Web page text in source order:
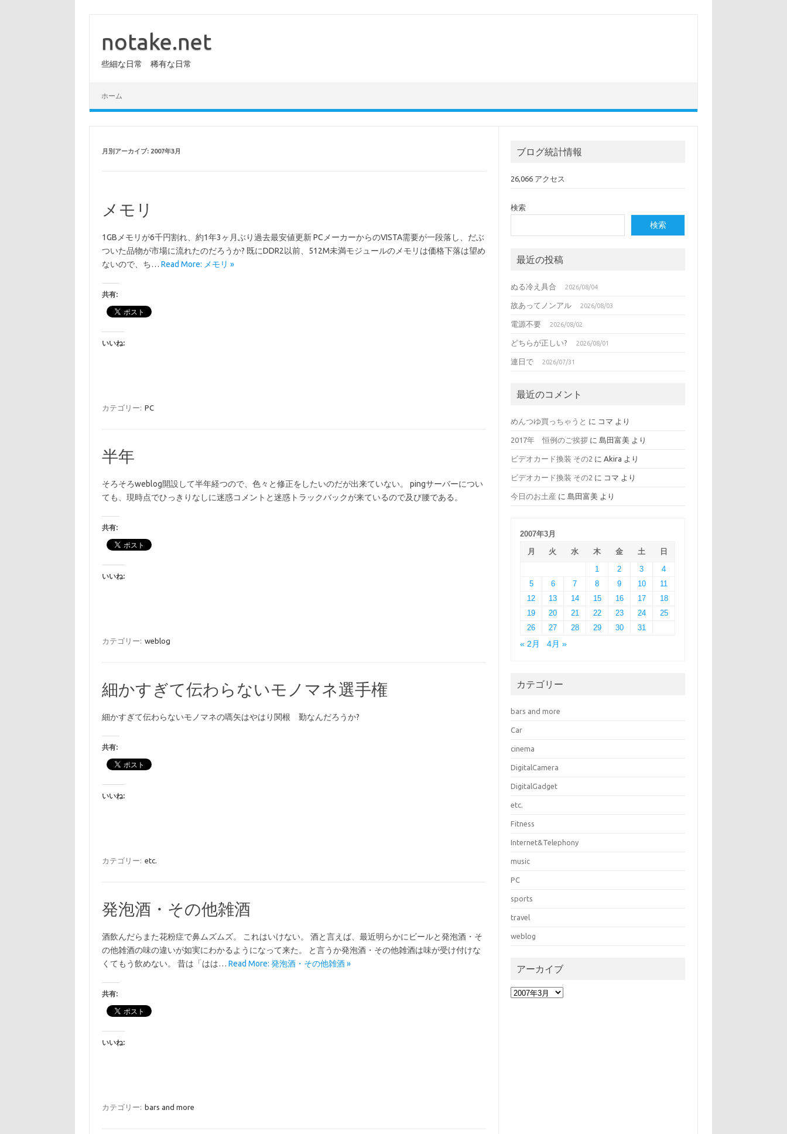
notake.net
些細な日常 稀有な日常
ホーム
月別アーカイブ: 2007年3月
メモリ
1GBメモリが6千円割れ、約1年3ヶ月ぶり過去最安値更新 PCメーカーからのVISTA需要が一段落し、だぶ
ついた品物が市場に流れたのだろうか? 既にDDR2以前、512M未満モジュールのメモリは価格下落は望め
ないので、ち… Read More: メモリ »
共有:
いいね:
カテゴリー: PC
半年
そろそろweblog開設して半年経つので、色々と修正をしたいのだが出来ていない。 pingサーバーについ
ても、現時点でひっきりなしに迷惑コメントと迷惑トラックバックが来ているので及び腰である。
共有:
いいね:
カテゴリー: weblog
細かすぎて伝わらないモノマネ選手権
細かすぎて伝わらないモノマネの嚆矢はやはり関根 勤なんだろうか?
共有:
いいね:
カテゴリー: etc.
発泡酒・その他雑酒
酒飲んだらまた花粉症で鼻ムズムズ。 これはいけない。 酒と言えば、最近明らかにビールと発泡酒・そ
の他雑酒の味の違いが如実にわかるようになって来た。 と言うか発泡酒・その他雑酒は味が受け付けな
くてもう飲めない。 昔は「はは… Read More: 発泡酒・その他雑酒 »
共有:
いいね:
カテゴリー: bars and more
ブログ統計情報
26,066 アクセス
検索
検索
最近の投稿
ぬる冷え具合 2026/08/04
故あってノンアル 2026/08/03
電源不要 2026/08/02
どちらが正しい? 2026/08/01
連日で 2026/07/31
最近のコメント
めんつゆ買っちゃうと に コマ より
2017年 恒例のご挨拶 に島田富美 より
ビデオカード換装 その2 にAkira より
ビデオカード換装 その2 に コマ より
今日のお土産 に島田富美 より
2007年3月
月
火 水 木 金 土
日
1
2 3
4
5
6 7 8 9 10
11
12
13 14 15 16 17
18
19
20 21 22 23 24
25
26
27 28 29 30
31
« 2月
4月 »
カテゴリー
bars and more
Car
cinema
DigitalCamera
DigitalGadget
etc.
Fitness
Internet&Telephony
music
PC
sports
travel
weblog
アーカイブ
ア